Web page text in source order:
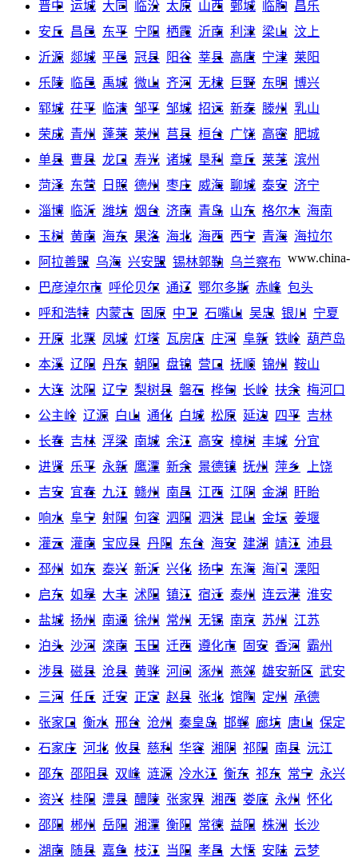
晋中 运城 大同 临汾 太原 山西 鄄城 临朐 昌乐
安丘 昌邑 东平 宁阳 栖霞 沂南 利津 梁山 汶上
沂源 郯城 平邑 冠县 阳谷 莘县 高唐 宁津 莱阳
乐陵
临邑 禹城 微山 齐河 无棣 巨野 东明 博兴
郓城 茌平 临清 邹平 邹城 招远 新泰 滕州
乳山
荣成 青州 蓬莱 莱州 莒县 桓台 广饶 高密 肥城
单县 曹县 龙口 寿光 诸城 垦利 章丘 莱芜 滨州
菏泽 东营 日照 德州 枣庄 威海 聊城 泰安 济宁
淄博
临沂 潍坊 烟台 济南 青岛 山东 格尔木 海南
玉树 黄南 海东 果洛 海北 海西 西宁 青海 海拉尔
阿拉善盟 乌海 兴安盟 锡林郭勒 乌兰察布
巴彦淖尔市 呼伦贝尔 通辽 鄂尔多斯 赤峰 包头
呼和浩特 内蒙古 固原 中卫 石嘴山 吴忠 银川
宁夏
开原 北票 凤城 灯塔 瓦房店 庄河 阜新 铁岭 葫芦岛
本溪 辽阳 丹东 朝阳 盘锦 营口 抚顺 锦州
鞍山
大连 沈阳 辽宁 梨树县 磐石 桦甸 长岭 扶余 梅河口
公主岭 辽源 白山 通化 白城 松原 延边 四平 吉林
长春 吉林 浮梁 南城 余江 高安 樟树 丰城 分宜
进贤 乐平 永新 鹰潭 新余 景德镇 抚州 萍乡
上饶
吉安 宜春 九江 赣州 南昌 江西 江阴 金湖
盱眙
响水 阜宁 射阳 句容 泗阳 泗洪 昆山 金坛 姜堰
灌云 灌南 宝应县 丹阳 东台 海安 建湖 靖江 沛县
邳州
如东 泰兴 新沂 兴化 扬中 东海 海门
溧阳
启东 如皋 大丰 沭阳 镇江 宿迁 泰州 连云港 淮安
盐城 扬州 南通 徐州 常州 无锡 南京 苏州
江苏
泊头 沙河 滦南 玉田 迁西 遵化市 固安 香河 霸州
涉县 磁县 沧县 黄骅 河间 涿州 燕郊 雄安新区 武安
三河 任丘 迁安 正定 赵县 张北 馆陶 定州
承德
张家口
衡水 邢台 沧州 秦皇岛 邯郸 廊坊 唐山 保定
石家庄 河北 攸县 慈利 华容 湘阴 祁阳 南县 沅江
邵东 邵阳县 双峰 涟源 冷水江 衡东 祁东 常宁 永兴
资兴 桂阳 澧县 醴陵 张家界 湘西 娄底 永州
怀化
邵阳 郴州 岳阳 湘潭 衡阳 常德 益阳 株洲 长沙
湖南
随县 嘉鱼 枝江 当阳 孝昌 大悟 安陆 云梦
www.china-